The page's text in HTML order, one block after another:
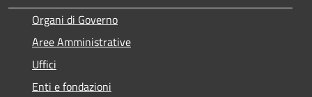
Organi di Governo
Aree Amministrative
Uffici
Enti e fondazioni